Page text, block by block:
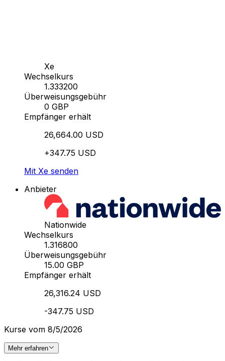
Xe
Wechselkurs
1.333200
Überweisungsgebühr
0 GBP
Empfänger erhält
26,664.00 USD
+347.75 USD
Mit Xe senden
Anbieter
Nationwide
Wechselkurs
1.316800
Überweisungsgebühr
15.00 GBP
Empfänger erhält
26,316.24 USD
-347.75 USD
Kurse vom 8/5/2026
Mehr erfahren